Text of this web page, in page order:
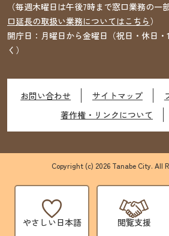
やさしい日本語 閲覧支援
（毎週木曜日は午後7時まで窓口業務の一
口延長の取扱い業務についてはこちら）
開庁日：月曜日から金曜日（祝日・休日・
く）
お問い合わせ サイトマップ
著作権・リンクについて
Copyright (c) 2026 Tanabe City. All